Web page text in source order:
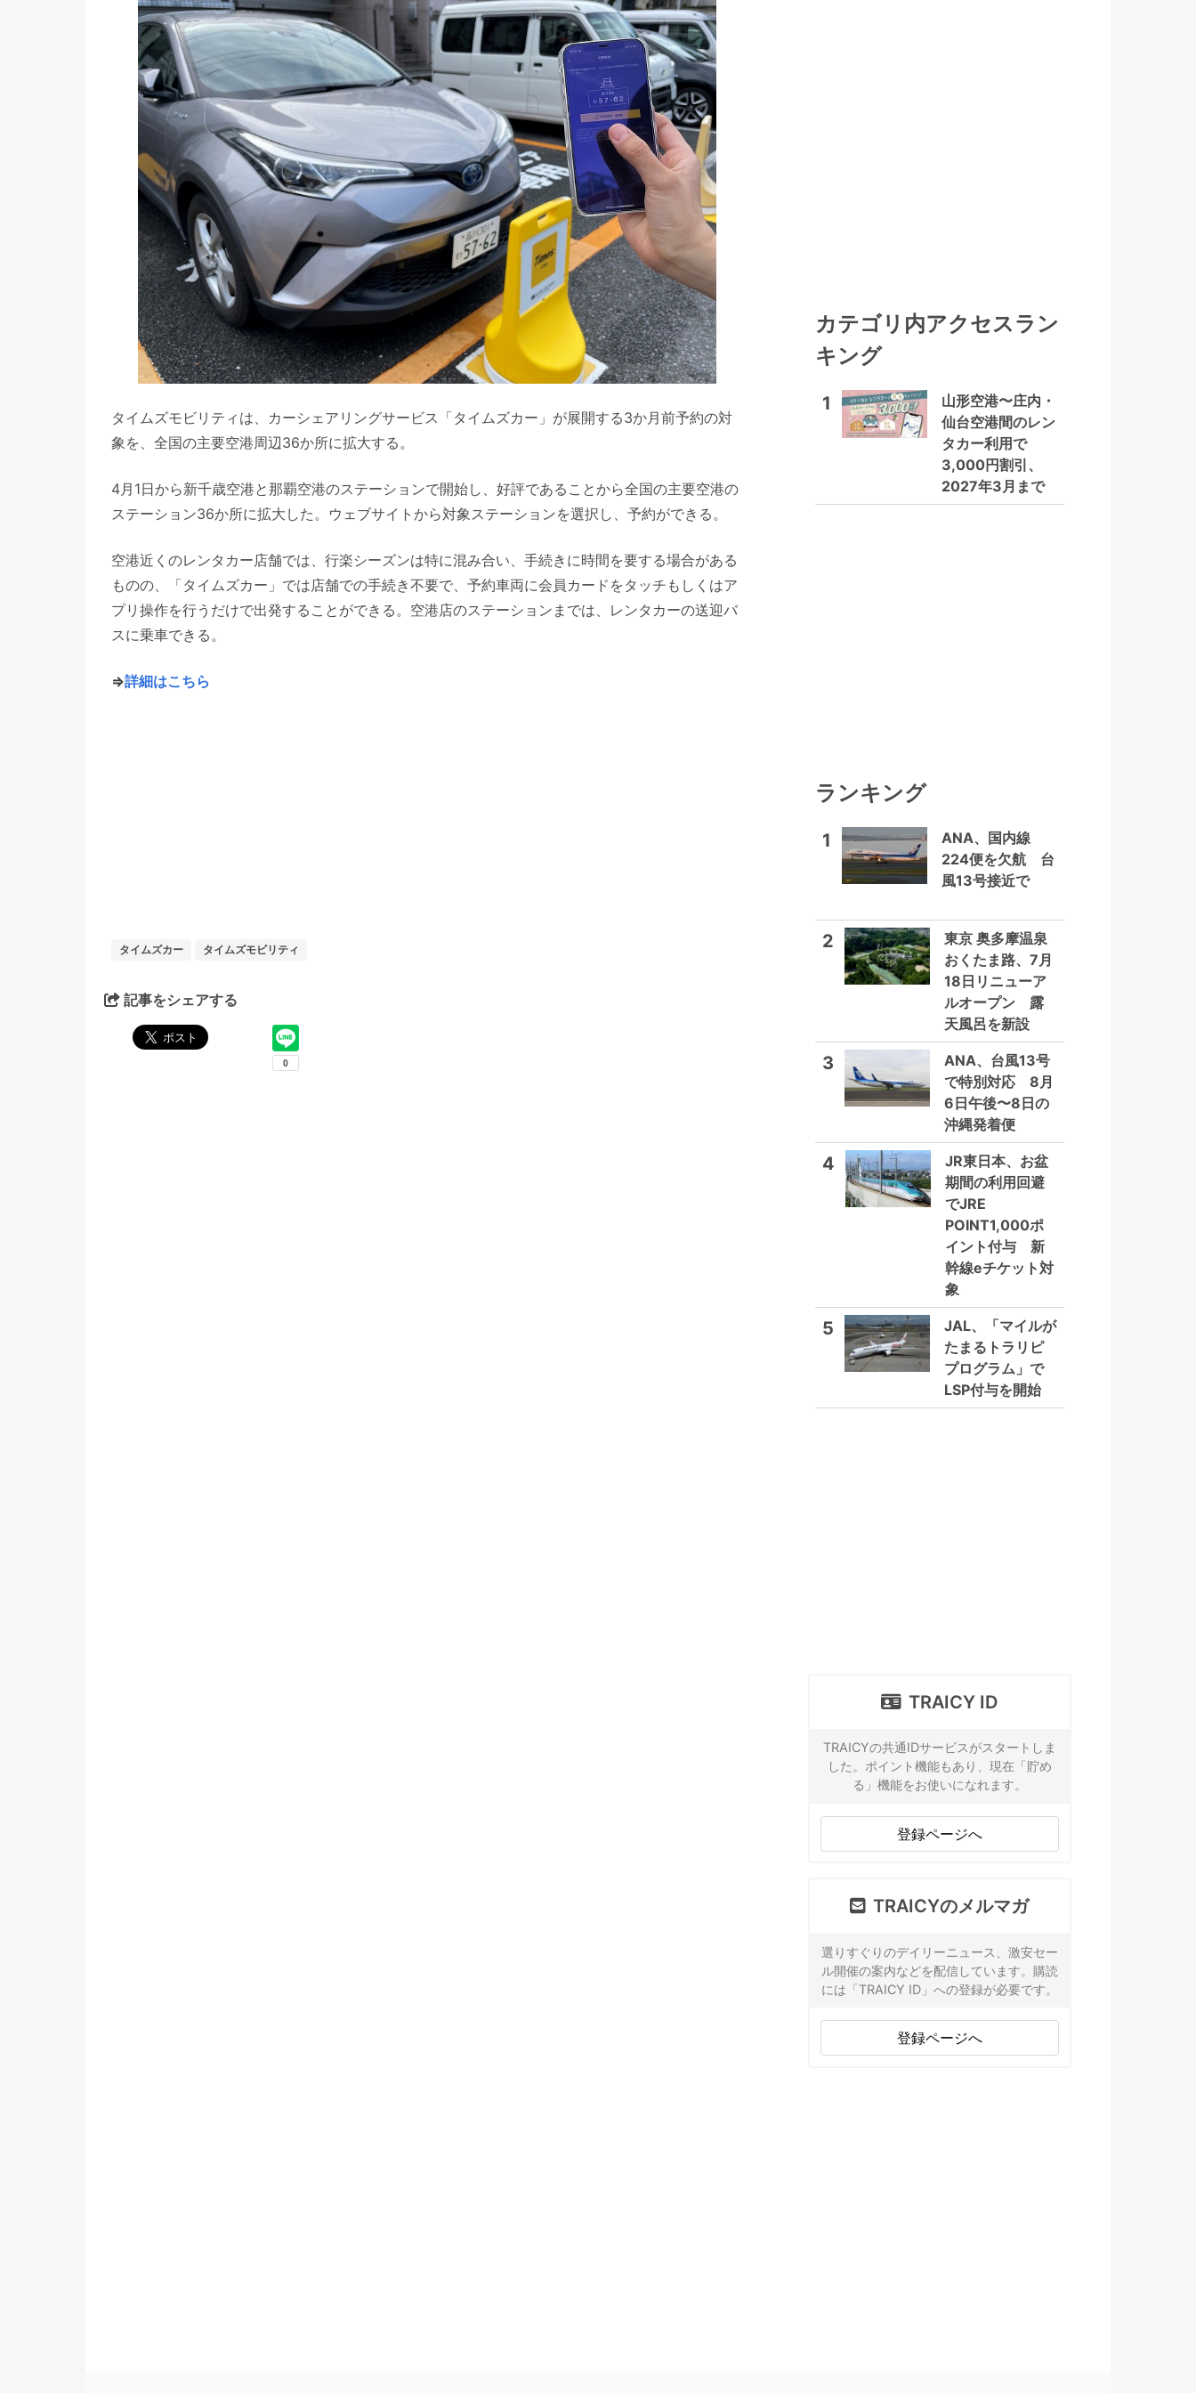
タイムズモビリティは、カーシェアリングサービス「タイムズカー」が展開する3か月前予約の対
象を、全国の主要空港周辺36か所に拡大する。
4月1日から新千歳空港と那覇空港のステーションで開始し、好評であることから全国の主要空港の
ステーション36か所に拡大した。ウェブサイトから対象ステーションを選択し、予約ができる。
空港近くのレンタカー店舗では、行楽シーズンは特に混み合い、手続きに時間を要する場合がある
ものの、「タイムズカー」では店舗での手続き不要で、予約車両に会員カードをタッチもしくはア
プリ操作を行うだけで出発することができる。空港店のステーションまでは、レンタカーの送迎バ
スに乗車できる。
⇒詳細はこちら
タイムズカー タイムズモビリティ
記事をシェアする
カテゴリ内アクセスラン
キング
1
山形空港〜庄内・
仙台空港間のレン
タカー利用で
3,000円割引、
2027年3月まで
ランキング
1
ANA、国内線
224便を欠航 台
風13号接近で
2
東京 奥多摩温泉
おくたま路、7月
18日リニューア
ルオープン 露
天風呂を新設
3
ANA、台風13号
で特別対応 8月
6日午後〜8日の
沖縄発着便
4
JR東日本、お盆
期間の利用回避
でJRE
POINT1,000ポ
イント付与 新
幹線eチケット対
象
5
JAL、「マイルが
たまるトラリピ
プログラム」で
LSP付与を開始
TRAICY ID
TRAICYの共通IDサービスがスタートしま
した。ポイント機能もあり、現在「貯め
る」機能をお使いになれます。
登録ページへ
TRAICYのメルマガ
選りすぐりのデイリーニュース、激安セー
ル開催の案内などを配信しています。購読
には「TRAICY ID」への登録が必要です。
登録ページへ